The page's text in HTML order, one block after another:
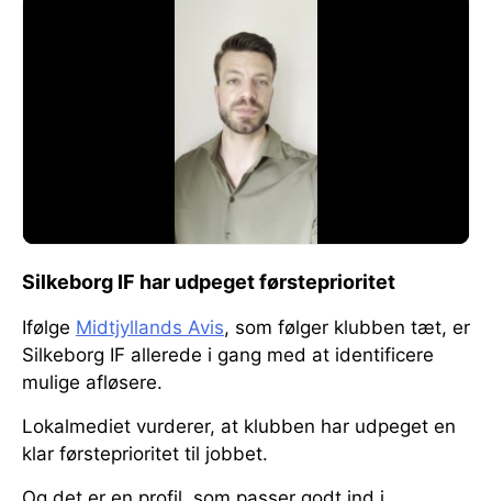
Silkeborg IF har udpeget førsteprioritet
Ifølge Midtjyllands Avis, som følger klubben tæt, er
Silkeborg IF allerede i gang med at identificere
mulige afløsere.
Lokalmediet vurderer, at klubben har udpeget en
klar førsteprioritet til jobbet.